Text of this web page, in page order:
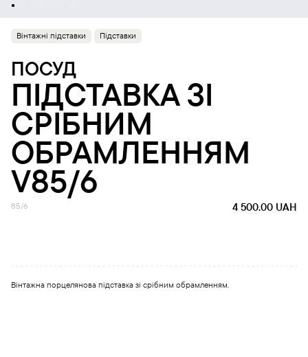
Вінтажні підставки Підставки
ПОСУД
ПІДСТАВКА ЗІ
СРІБНИМ
ОБРАМЛЕННЯМ
V85/6
4 500.00 UAH
85/6
Вінтажна порцелянова підставка зі срібним обрамленням.